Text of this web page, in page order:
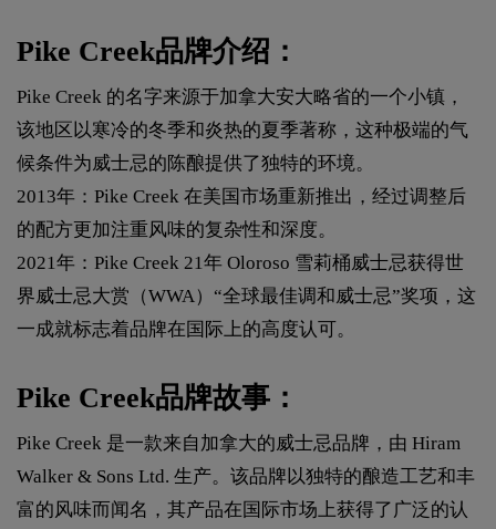
Pike Creek品牌介绍：
Pike Creek 的名字来源于加拿大安大略省的一个小镇，
该地区以寒冷的冬季和炎热的夏季著称，这种极端的气
候条件为威士忌的陈酿提供了独特的环境。
2013年：Pike Creek 在美国市场重新推出，经过调整后
的配方更加注重风味的复杂性和深度。
2021年：Pike Creek 21年 Oloroso 雪莉桶威士忌获得世
界威士忌大赏（WWA）“全球最佳调和威士忌”奖项，这
一成就标志着品牌在国际上的高度认可。
Pike Creek品牌故事：
Pike Creek 是一款来自加拿大的威士忌品牌，由 Hiram
Walker & Sons Ltd. 生产。该品牌以独特的酿造工艺和丰
富的风味而闻名，其产品在国际市场上获得了广泛的认